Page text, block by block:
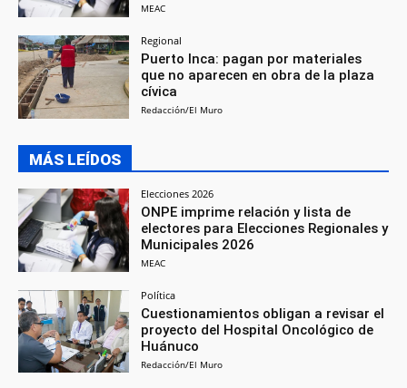
MEAC
Regional
Puerto Inca: pagan por materiales
que no aparecen en obra de la plaza
cívica
Redacción/El Muro
MÁS LEÍDOS
Elecciones 2026
ONPE imprime relación y lista de
electores para Elecciones Regionales y
Municipales 2026
MEAC
Política
Cuestionamientos obligan a revisar el
proyecto del Hospital Oncológico de
Huánuco
Redacción/El Muro